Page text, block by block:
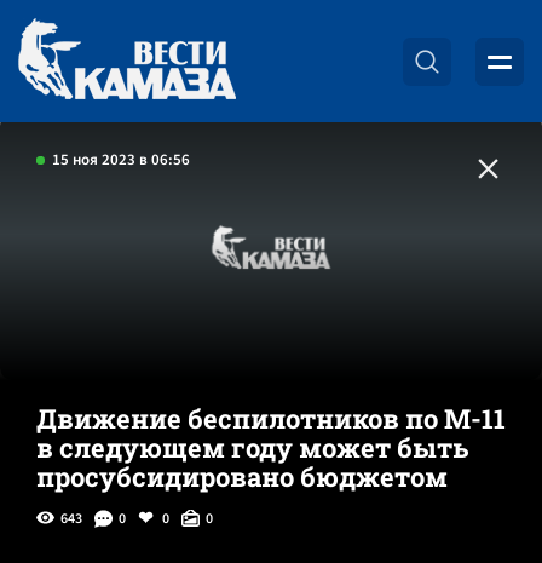
15 ноя 2023 в 06:56
Движение беспилотников по М-11
в следующем году может быть
просубсидировано бюджетом
643 0 0 0